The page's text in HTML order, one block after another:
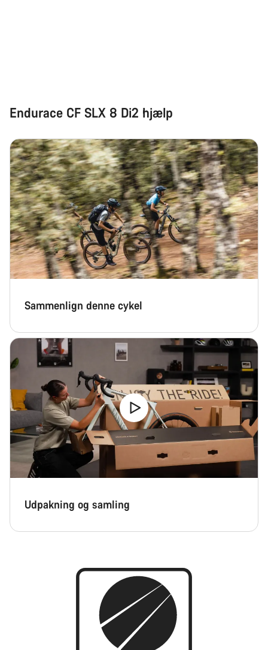
Endurace CF SLX 8 Di2 hjælp
Sammenlign denne cykel
Udpakning og samling